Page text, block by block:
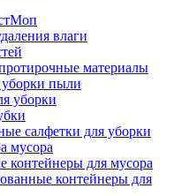
влаги
материалы
пыли
уборки
салфетки для уборки
мусора
контейнеры для мусора
контейнеры для